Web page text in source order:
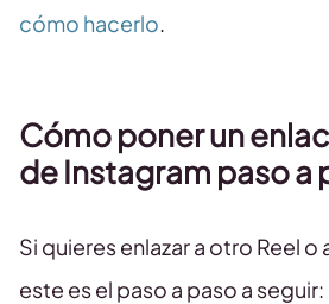
cómo hacerlo
Cómo poner un
de Instagram paso a
Si quieres enlazar a otro Reel o
este es el paso a paso a seguir: